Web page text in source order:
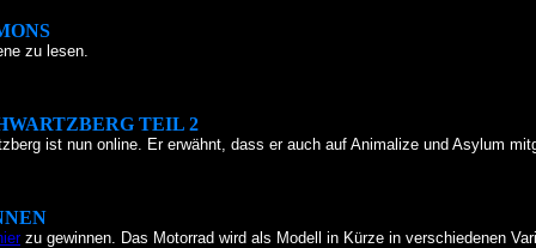
zu lesen.
TEIL 2
ist nun online. Er erwähnt, dass er auch auf Animalize und Asylum
zu gewinnen. Das Motorrad wird als Modell in Kürze in verschiedenen